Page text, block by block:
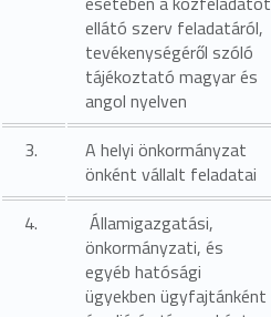
ellátó szerv feladatáról,
tevékenységéről szóló
tájékoztató magyar és
angol nyelven
3.
A helyi önkormányzat
önként vállalt feladatai
4.
Államigazgatási,
önkormányzati, és
egyéb hatósági
ügyekben ügyfajtánként